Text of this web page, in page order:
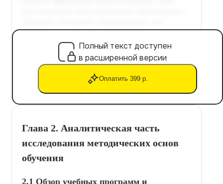
Полный текст доступен
в расширенной версии
Оплатить 399 р.
Глава 2. Аналитическая часть
исследования методических основ
обучения
2.1 Обзор учебных программ и